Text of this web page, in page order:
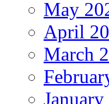
May
April
March